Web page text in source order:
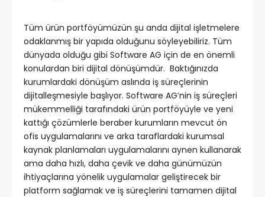
Tüm ürün portföyümüzün şu anda dijital işletmelere
odaklanmış bir yapıda olduğunu söyleyebiliriz. Tüm
dünyada olduğu gibi Software AG için de en önemli
konulardan biri dijital dönüşümdür. Baktığınızda
kurumlardaki dönüşüm aslında iş süreçlerinin
dijitalleşmesiyle başlıyor. Software AG’nin iş süreçleri
mükemmelliği tarafındaki ürün portföyüyle ve yeni
kattığı çözümlerle beraber kurumların mevcut ön
ofis uygulamalarını ve arka taraflardaki kurumsal
kaynak planlamaları uygulamalarını aynen kullanarak
ama daha hızlı, daha çevik ve daha günümüzün
ihtiyaçlarına yönelik uygulamalar geliştirecek bir
platform sağlamak ve iş süreçlerini tamamen dijital